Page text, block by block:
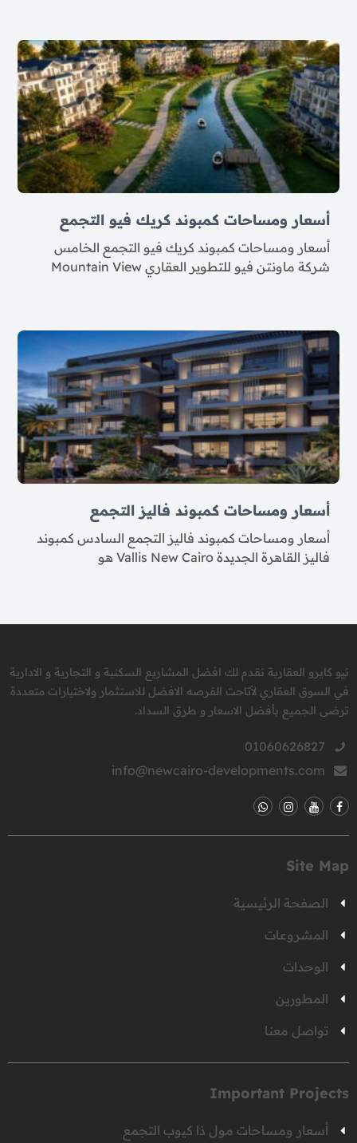
أسعار ومساحات كمبوند كريك فيو التجمع
أسعار ومساحات كمبوند كريك فيو التجمع الخامس
شركة ماونتن فيو للتطوير العقاري Mountain View
أسعار ومساحات كمبوند فاليز التجمع
أسعار ومساحات كمبوند فاليز التجمع السادس كمبوند
فاليز القاهرة الجديدة Vallis New Cairo هو
نيو كايرو العقارية نقدم لك افضل المشاريع السكنية و التجارية و الادارية
في السوق العقاري لأتاحت الفرصه الافضل للاستثمار ولاختيارات متعددة
ترضى الجميع بأفضل الاسعار و طرق السداد.
01060626827
info@newcairo-developments.com
Site Map
الصفحة الرئيسية
المشروعات
الوحدات
المطورين
تواصل معنا
Important Projects
أسعار ومساحات مول ذا كيوب التجمع